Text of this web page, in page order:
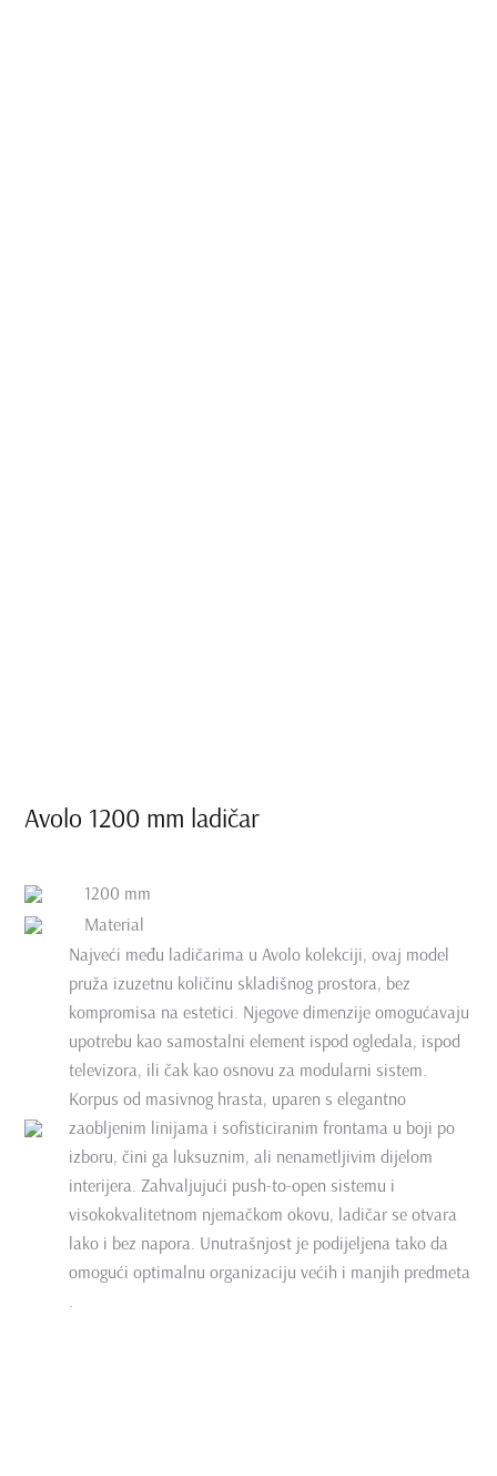
Avolo 1200 mm ladičar
1200 mm
Material
Najveći među ladičarima u Avolo kolekciji, ovaj model
pruža izuzetnu količinu skladišnog prostora, bez
kompromisa na estetici. Njegove dimenzije omogućavaju
upotrebu kao samostalni element ispod ogledala, ispod
televizora, ili čak kao osnovu za modularni sistem.
Korpus od masivnog hrasta, uparen s elegantno
zaobljenim linijama i sofisticiranim frontama u boji po
izboru, čini ga luksuznim, ali nenametljivim dijelom
interijera. Zahvaljujući push-to-open sistemu i
visokokvalitetnom njemačkom okovu, ladičar se otvara
lako i bez napora. Unutrašnjost je podijeljena tako da
omogući optimalnu organizaciju većih i manjih predmeta
.